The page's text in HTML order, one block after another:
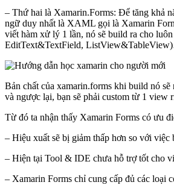
– Thứ hai là Xamarin.Forms: Để tăng khả
ngữ duy nhất là XAML gọi là Xamarin
viết hàm xử lý 1 lần, nó sẽ build ra cho
EditText&TextField,
Bản chất của xamarin.forms khi build nó
và ngược lại, bạn sẽ phải custom từ 1
Từ đó ta nhận thấy Xamarin Forms có ưu
– Hiệu xuất sẽ bị giảm thấp hơn so với
– Hiện tại Tool & IDE chưa hỗ trợ tốt cho
– Xamarin Forms chỉ cung cấp đủ các loại